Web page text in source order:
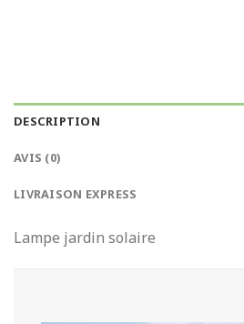
DESCRIPTION
AVIS (0)
LIVRAISON EXPRESS
Lampe jardin solaire